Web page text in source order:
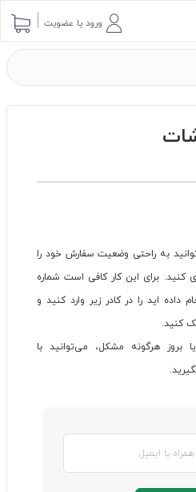
ورود یا عضویت
به راحتی وضعیت سفارش خود را
برای این کار کافی است شماره
اید را در کادر زیر وارد کنید و
کنید.
بروز هرگونه مشکل، می‌توانید با